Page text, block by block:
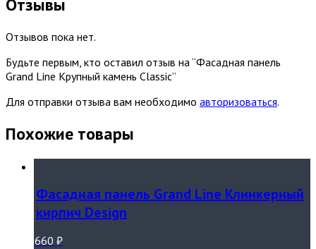
Отзывы
Отзывов пока нет.
Будьте первым, кто оставил отзыв на “Фасадная панель
Grand Line Крупный камень Classic”
Для отправки отзыва вам необходимо авторизоваться.
Похожие товары
Фасадная панель Grand Line Клинкерный
кирпич Design
660 ₽